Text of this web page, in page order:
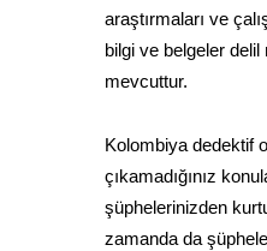
araştırmaları ve
bilgi ve belgeler delil
mevcuttur.
Kolombiya dedektif
çıkamadığınız
şüphelerinizden
zamanda da